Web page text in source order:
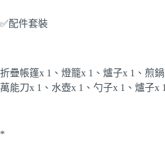
✅配件套裝
折疊帳篷x 1、燈籠x 1、爐子x 1、煎鍋
萬能刀x 1、水壺x 1、勺子x 1、爐子x
*